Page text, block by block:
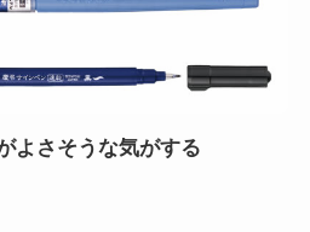
よさそうな気がする